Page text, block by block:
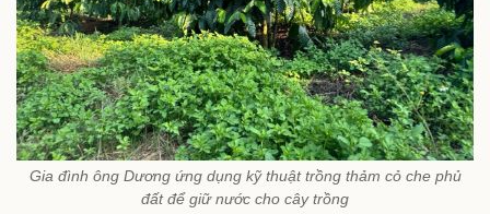
Gia đình ông Dương ứng dụng kỹ thuật trồng thảm cỏ che phủ
đất để giữ nước cho cây trồng